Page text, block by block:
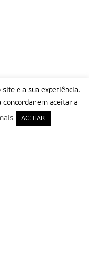
e a sua experiência.
concordar em aceitar a
ACEITAR